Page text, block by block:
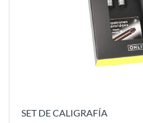
SET DE CALIGRAFÍA